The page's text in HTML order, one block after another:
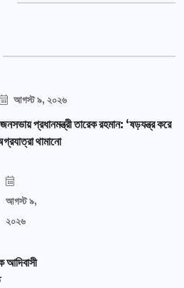
আগস্ট ৯, ২০২৬
জনসভায় প্রধানমন্ত্রী তারেক রহমান: ‘ষড়যন্ত্র করে
থামানো
আগস্ট ৯,
২০২৬
আদিবাসী